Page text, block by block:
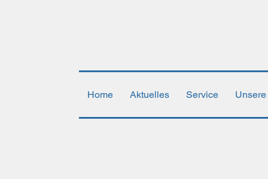
Home Aktuelles Service